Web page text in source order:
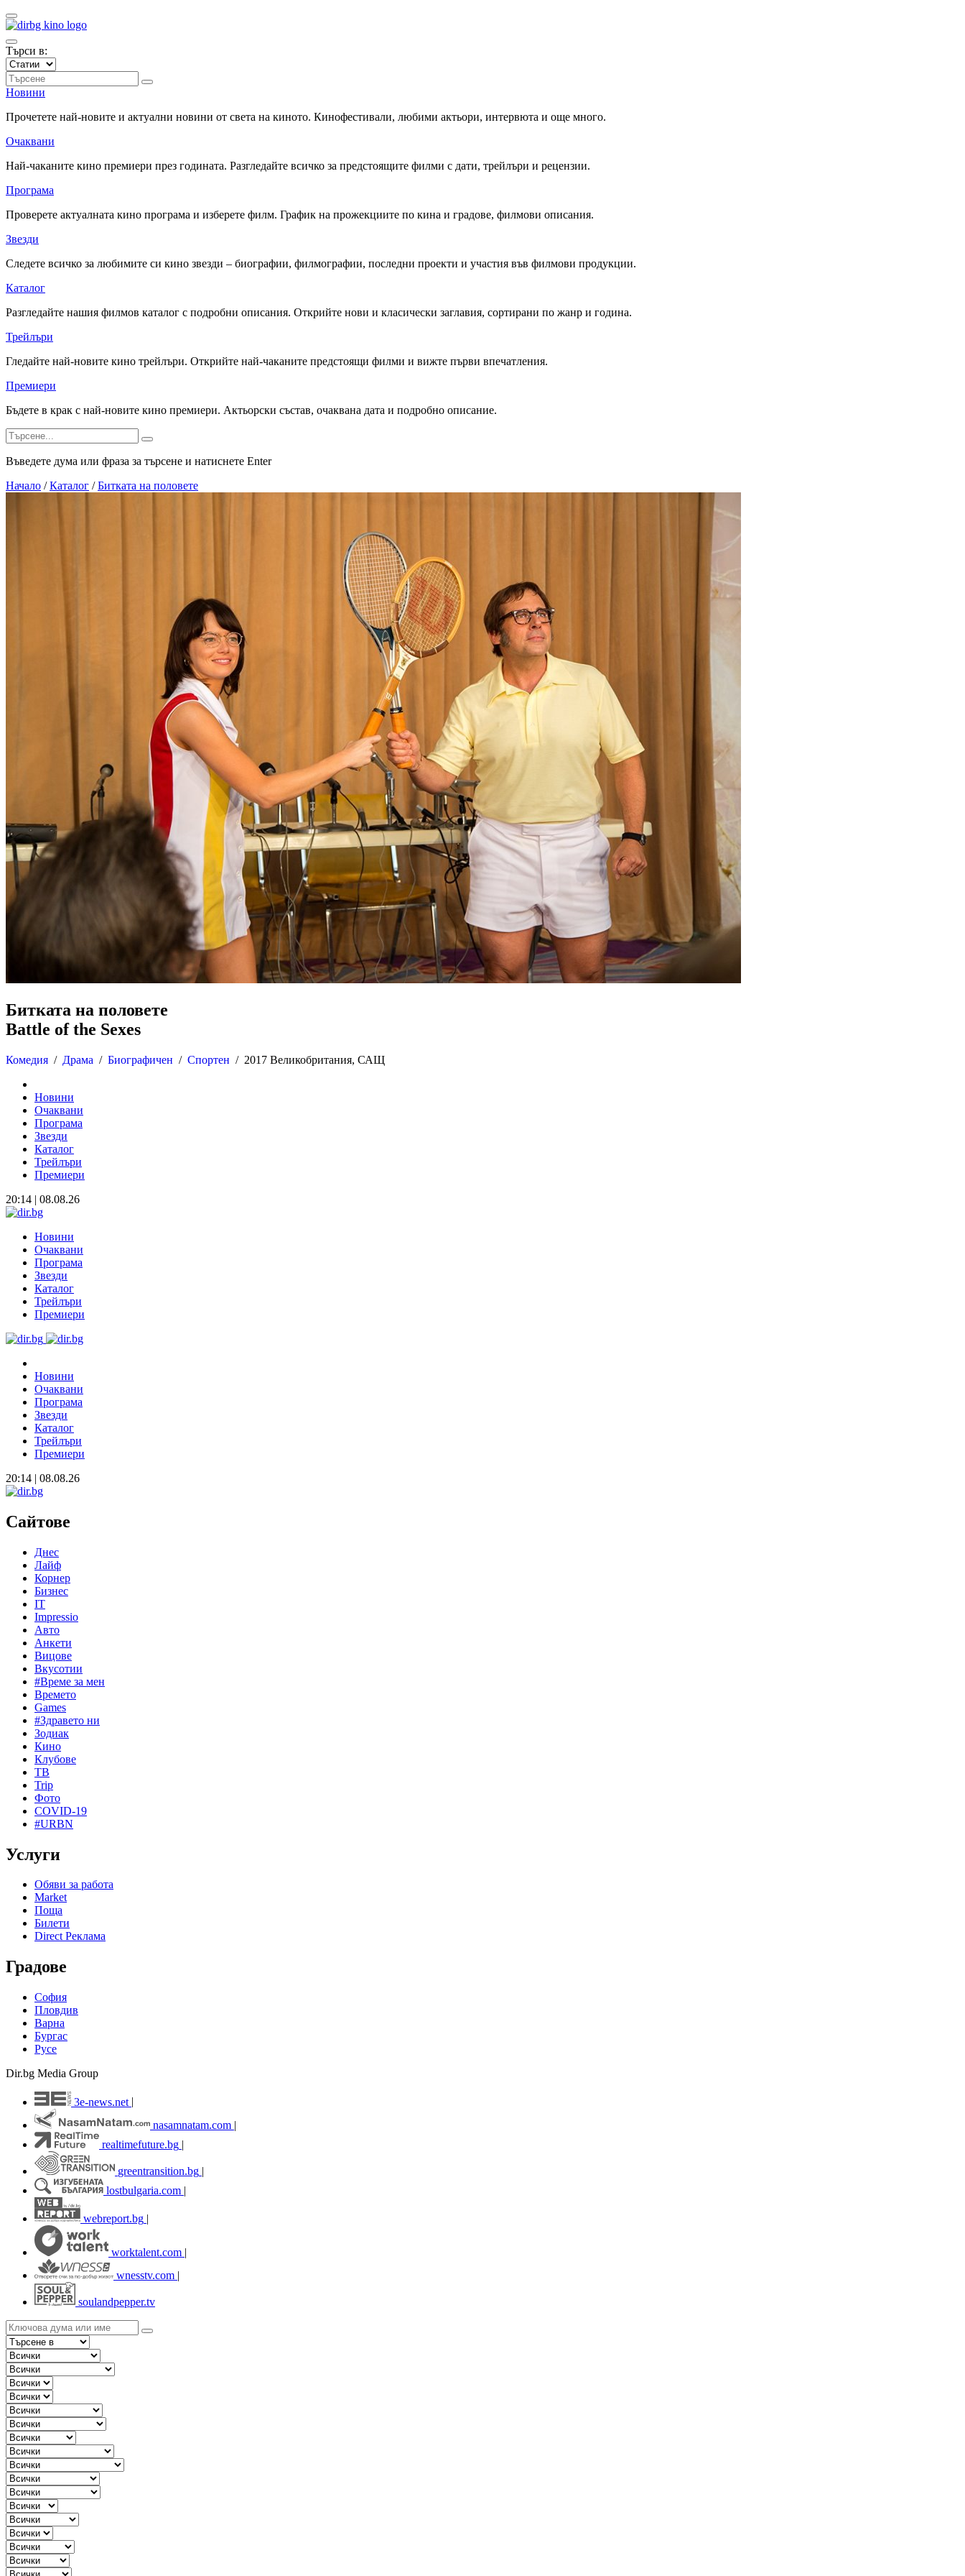
Търси в:
Новини
Прочетете най-новите и актуални новини от света на киното. Кинофестивали, любими актьори, интервюта и още много.
Очаквани
Най-чаканите кино премиери през годината. Разгледайте всичко за предстоящите филми с дати, трейлъри и рецензии.
Програма
Проверете актуалната кино програма и изберете филм. График на прожекциите по кина и градове, филмови описания.
Звезди
Следете всичко за любимите си кино звезди – биографии, филмографии, последни проекти и участия във филмови продукции.
Каталог
Разгледайте нашия филмов каталог с подробни описания. Открийте нови и класически заглавия, сортирани по жанр и година.
Трейлъри
Гледайте най-новите кино трейлъри. Открийте най-чаканите предстоящи филми и вижте първи впечатления.
Премиери
Бъдете в крак с най-новите кино премиери. Актьорски състав, очаквана дата и подробно описание.
Въведете дума или фраза за търсене и натиснете Enter
Начало / Каталог / Битката на половете
Битката на половете
Battle of the Sexes
Комедия / Драма / Биографичен / Спортен / 2017 Великобритания, САЩ
Новини
Очаквани
Програма
Звезди
Каталог
Трейлъри
Премиери
20:14 | 08.08.26
Новини
Очаквани
Програма
Звезди
Каталог
Трейлъри
Премиери
Новини
Очаквани
Програма
Звезди
Каталог
Трейлъри
Премиери
20:14 | 08.08.26
Сайтове
Днес
Лайф
Корнер
Бизнес
IT
Impressio
Авто
Анкети
Вицове
Вкусотии
#Време за мен
Времето
Games
#Здравето ни
Зодиак
Кино
Клубове
ТВ
Trip
Фото
COVID-19
#URBN
Услуги
Обяви за работа
Market
Поща
Билети
Direct Реклама
Градове
София
Пловдив
Варна
Бургас
Русе
Dir.bg Media Group
3e-news.net
nasamnatam.com |
realtimefuture.bg |
greentransition.bg |
lostbulgaria.com |
webreport.bg |
worktalent.com |
wnesstv.com |
soulandpepper.tv